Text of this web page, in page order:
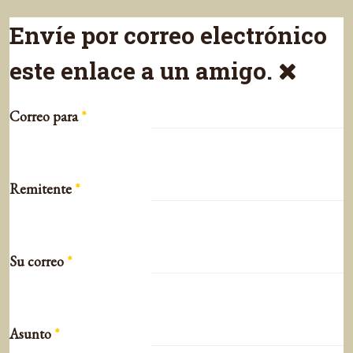
Envíe por correo electrónico
este enlace a un amigo.
Correo para*
Remitente *
Su correo *
Asunto *